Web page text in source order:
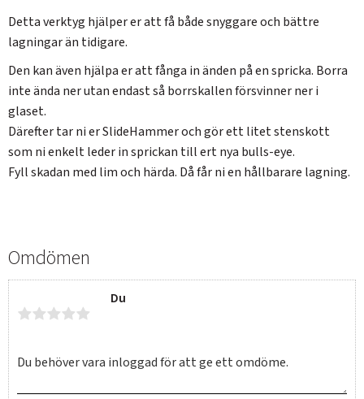
Detta verktyg hjälper er att få både snyggare och bättre
lagningar än tidigare.
Den kan även hjälpa er att fånga in änden på en spricka. Borra
inte ända ner utan endast så borrskallen försvinner ner i
glaset.
Därefter tar ni er SlideHammer och gör ett litet stenskott
som ni enkelt leder in sprickan till ert nya bulls-eye.
Fyll skadan med lim och härda. Då får ni en hållbarare lagning.
Omdömen
Du